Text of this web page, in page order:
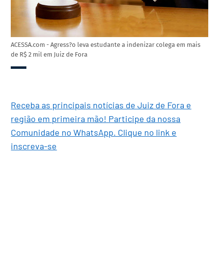
ACESSA.com - Agress?o leva estudante a indenizar colega em mais
de R$ 2 mil em Juiz de Fora
Receba as principais notícias de Juiz de Fora e
região em primeira mão! Participe da nossa
Comunidade no WhatsApp. Clique no link e
inscreva-se